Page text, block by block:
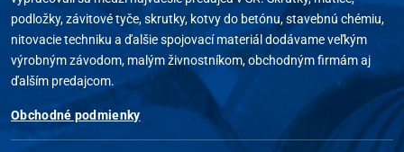
podložky, závitové tyče, skrutky, kotvy do betónu, stavebnú chémiu,
nitovacie techniku a ďalšie spojovací materiál dodávame veľkým
výrobným závodom, malým živnostníkom, obchodným firmám aj
ďalším predajcom.
Obchodné podmienky